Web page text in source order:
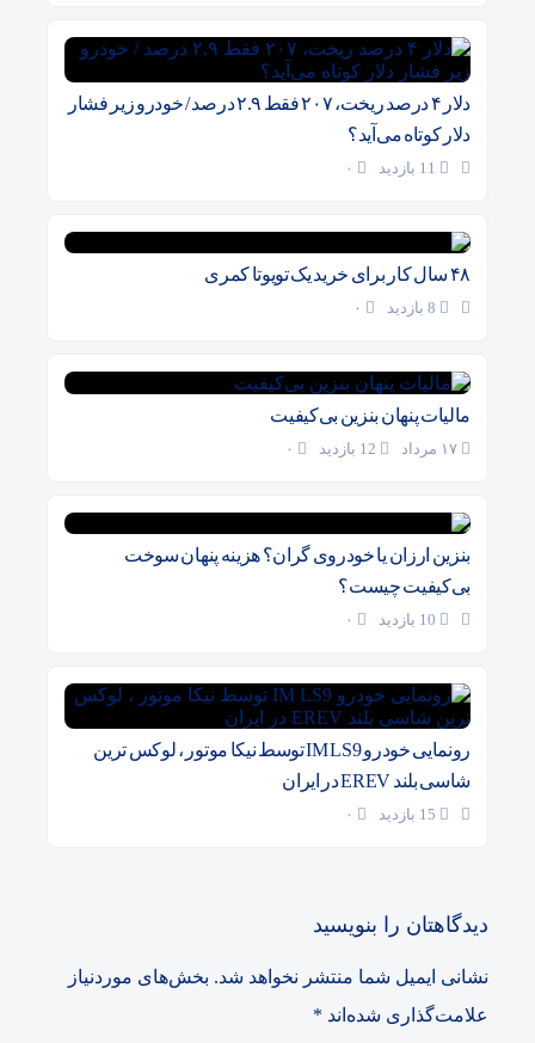
دلار ۴ درصد ریخت، ۲۰۷ فقط ۲.۹ درصد / خودرو زیر فشار
دلار کوتاه می‌آید؟
۰
۴۸ سال کار برای خرید یک تویوتا کمری
۰
مالیات پنهان بنزین بی‌کیفیت
۰
بنزین ارزان یا خودروی گران؟ هزینه پنهان سوخت
بی‌کیفیت چیست؟
۰
رونمایی خودرو IM LS9 توسط نیکا موتور ، لوکس ترین
شاسی بلند EREV در ایران
۰
دیدگاهتان را بنویسید
نشانی ایمیل شما منتشر نخواهد شد. بخش‌های موردنیاز
علامت‌گذاری شده‌اند *